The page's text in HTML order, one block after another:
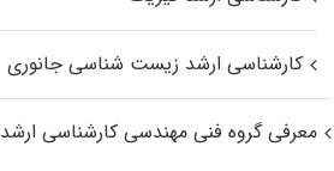
کارشناسی ارشد زیست‌ شناسی جانوری
معرفی گروه فنی مهندسی کارشناسی ارشد